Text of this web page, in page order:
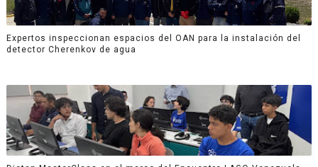
Expertos inspeccionan espacios del OAN para la instalación del
detector Cherenkov de agua